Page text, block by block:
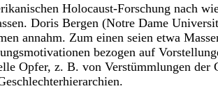
Holocaust-Forschung nach
Doris Bergen (Notre Dame
annahm. Zum einen seien etwa
bezogen auf
Opfer, z. B. von Verstümmlungen